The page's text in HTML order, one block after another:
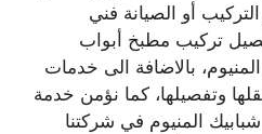
أو الصيانة فني
تركيب مطبخ أبواب
بالاضافة الى خدمات
وتفصيلها، كما نؤمن خدمة
المنيوم في شركتنا